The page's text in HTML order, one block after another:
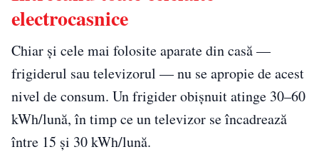
electrocasnice
Chiar și cele mai folosite aparate din casă —
frigiderul sau televizorul — nu se apropie de acest
nivel de consum. Un frigider obișnuit atinge 30–60
kWh/lună, în timp ce un televizor se încadrează
între 15 și 30 kWh/lună.